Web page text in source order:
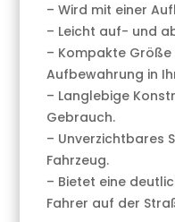
– Wird mit einer
– Leicht auf- und
– Kompakte
Aufbewahrung in
– Langlebige
Gebrauch.
– Unverzichtbares
Fahrzeug.
– Bietet eine
Fahrer auf der